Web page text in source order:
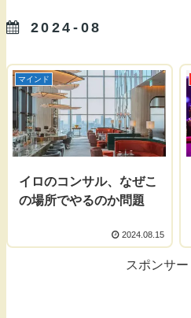
2024-08
マインド
イロのコンサル、なぜこ
の場所でやるのか問題
2024.08.15
スポンサー